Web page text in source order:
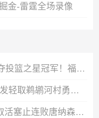
金-雷霆全场录像
全明星：华盛顿神秘人夺投篮之星冠军！福德夺得三分大赛冠军！
🏀夏联-步行者第三节爆发轻取鹈鹕河村勇辉5+5+12斯劳森22分
🏀夏联-热火5人上双轻取活塞止连败唐纳森20+8+10奥科里27分